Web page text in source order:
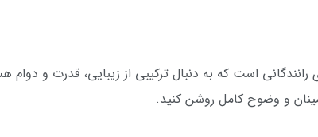
و وضوح کامل روشن کنید.